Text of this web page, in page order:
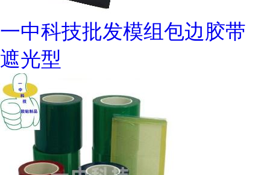
一中科技批发模组包边胶带
遮光型